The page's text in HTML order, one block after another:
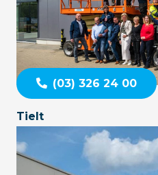
(03) 326 24 00
Tielt